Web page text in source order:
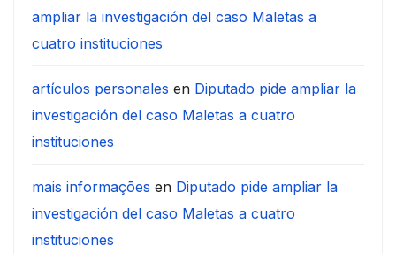
ampliar la investigación del caso Maletas a
cuatro instituciones
artículos personales en Diputado pide ampliar la
investigación del caso Maletas a cuatro
instituciones
mais informações en Diputado pide ampliar la
investigación del caso Maletas a cuatro
instituciones